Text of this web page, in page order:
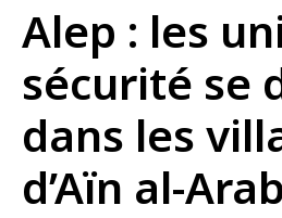
Alep : les
sécurité se
dans les
d’Aïn al-Arab